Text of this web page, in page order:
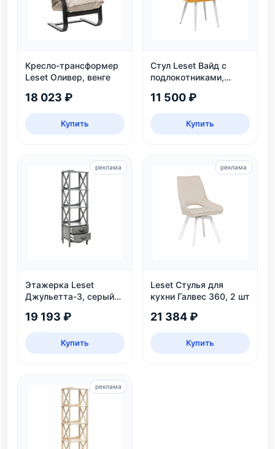
Кресло-трансформер
Leset Оливер, венге
18 023 ₽
Купить
Стул Leset Вайд с
подлокотниками,
11 500 ₽
Купить
Этажерка Leset
Джульетта-3, серый
19 193 ₽
Купить
реклама
Leset Стулья для
кухни Галвес 360, 2 шт
21 384 ₽
Купить
реклама
реклама